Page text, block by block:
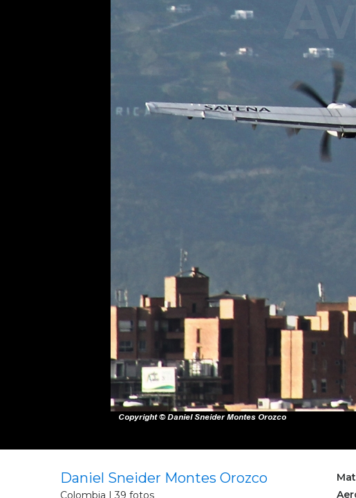
Daniel Sneider Montes Orozco
Colombia | 39 fotos